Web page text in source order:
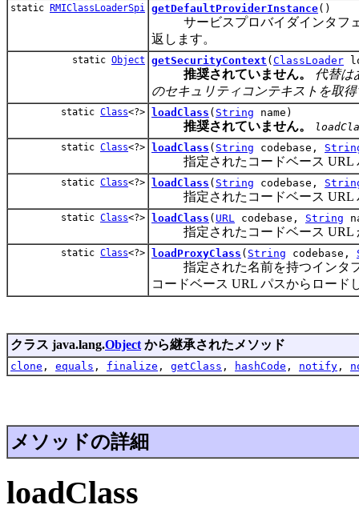
static RMIClassLoaderSpi getDefaultProviderInstance()
サービスプロバイダインタフ
返します。
static Object getSecurityContext ( ClassLoader
推奨されていません。
代替は
のセキュリティコンテキストを取
static Class<?> loadClass ( String name)
推奨されていません。
static Class<?> loadClass ( String codebase,
指定されたコードベース URL
static Class<?> loadClass ( String codebase,
指定されたコードベース URL
static Class<?> loadClass ( URL codebase, String
指定されたコードベース URL
static Class<?> loadProxyClass ( String codebase,
指定された名前を持つインタフ
コードベース URL パスからロード
クラス java.lang.Object から継承されたメソッド
clone , equals , finalize , getClass , hashCode , notify ,
メソッドの詳細
loadClass